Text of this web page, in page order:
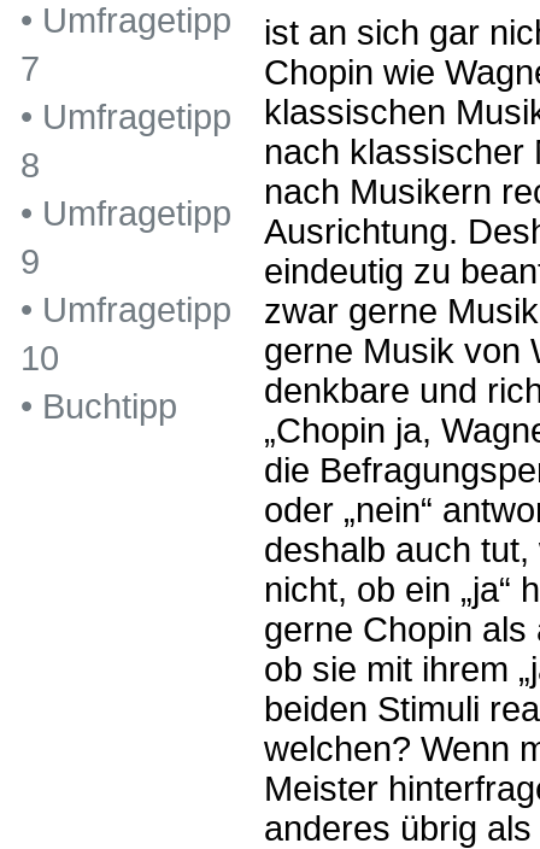
ist an sich gar
Chopin wie
klassischen
nach klassischer
nach Musikern
Ausrichtung.
eindeutig zu
zwar gerne
gerne Musik von
denkbare und
„Chopin ja,
die
oder „nein“
deshalb auch
nicht, ob ein „ja“
gerne Chopin
ob sie mit ihrem
beiden Stimuli
welchen? Wenn
Meister
anderes übrig
• Umfragetipp
7
• Umfragetipp
8
• Umfragetipp
9
• Umfragetipp
10
• Buchtipp